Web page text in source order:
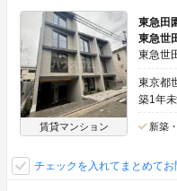
賃貸マンション
東急田
東急世
東急世
東京都
築1年
新築
チェックを入れてまとめて